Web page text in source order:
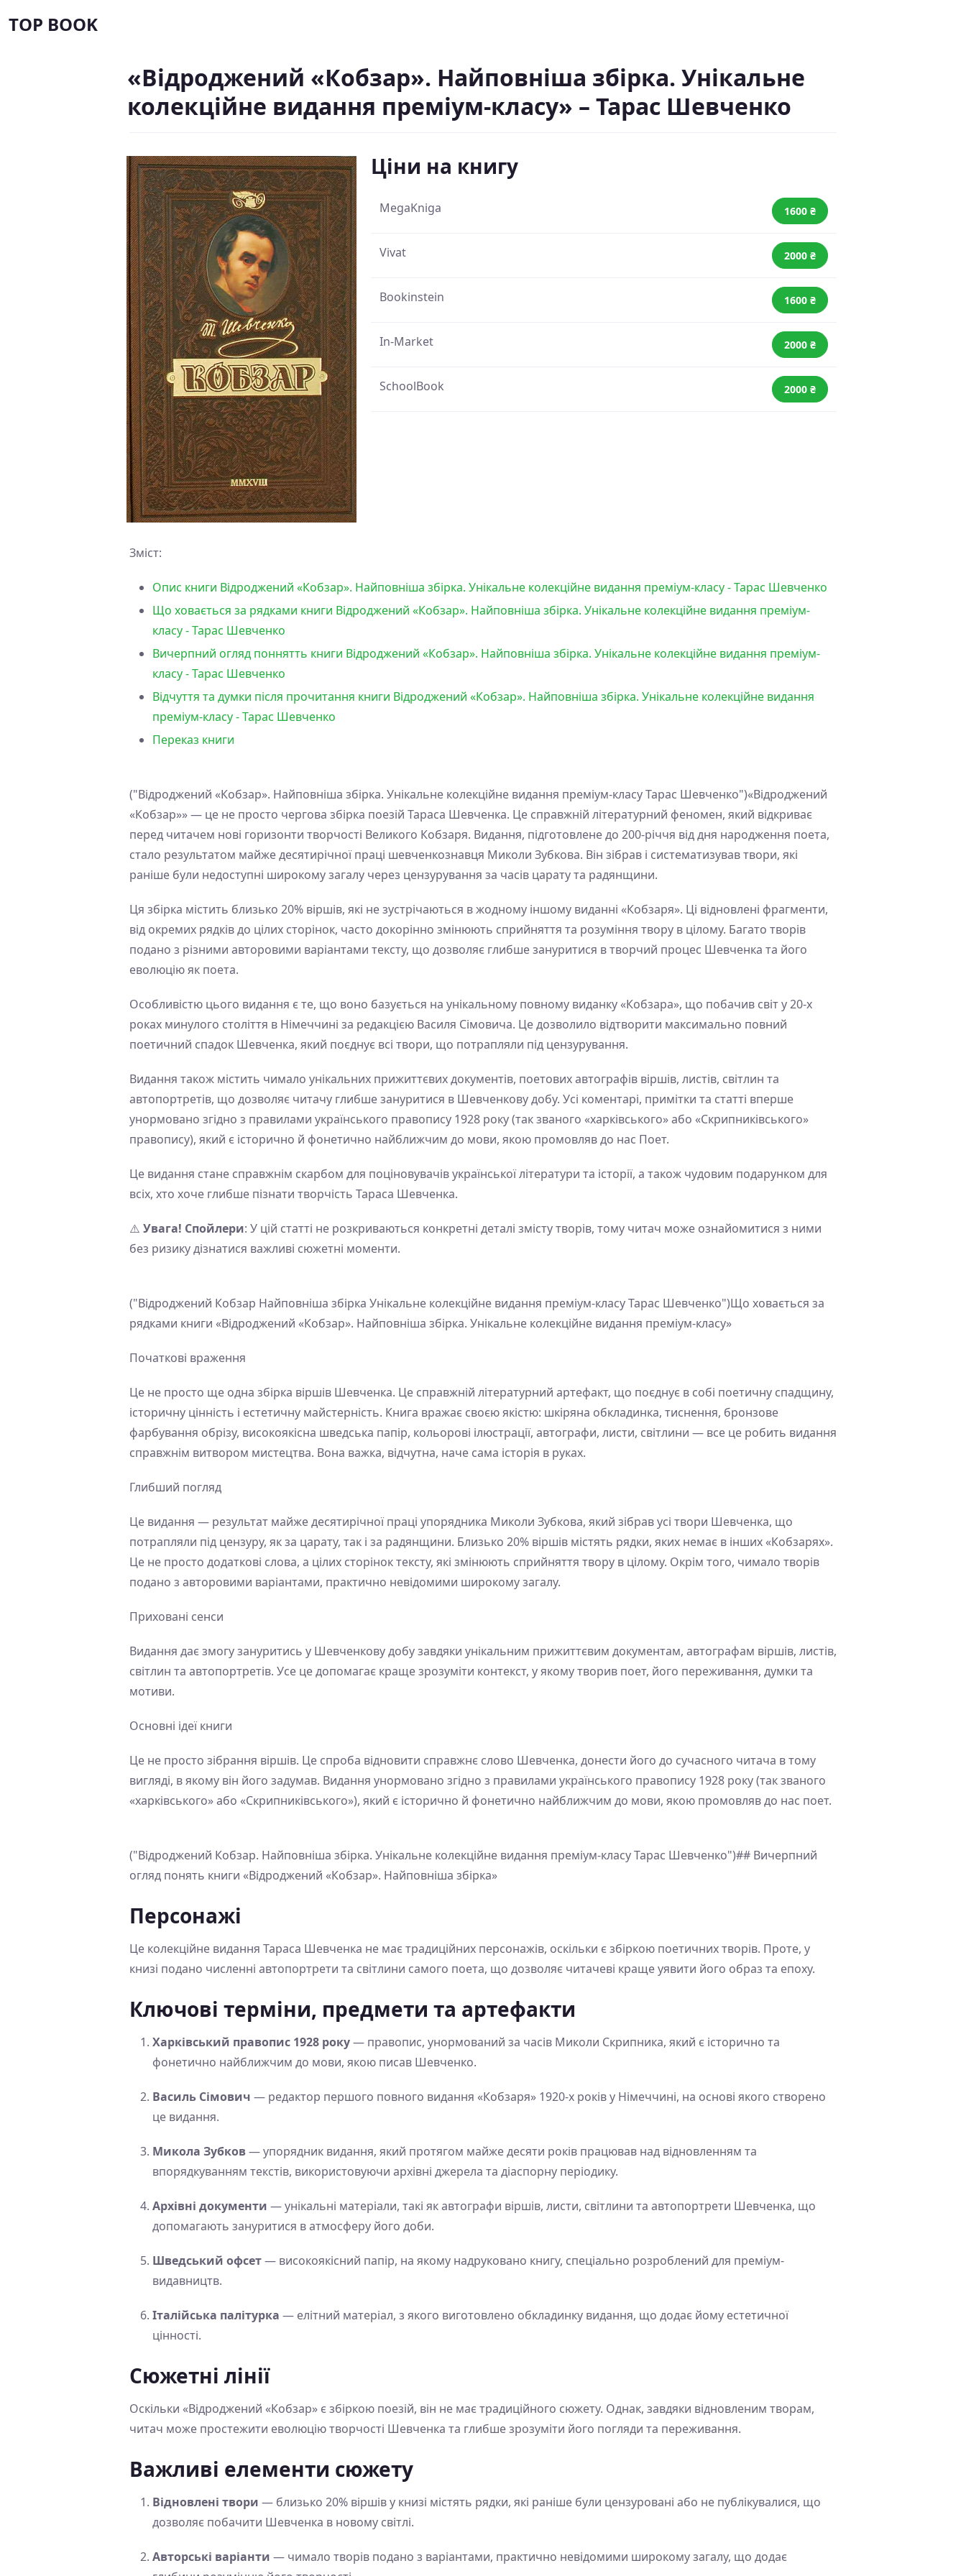
TOP BOOK
«Відроджений «Кобзар». Найповніша збірка. Унікальне
колекційне видання преміум-класу» – Тарас Шевченко
Ціни на книгу
MegaKniga 1600 ₴
Vivat 2000 ₴
Bookinstein 1600 ₴
In-Market 2000 ₴
SchoolBook 2000 ₴
Зміст:
Опис книги Відроджений «Кобзар». Найповніша збірка. Унікальне колекційне видання преміум-класу - Тарас Шевченко
Що ховається за рядками книги Відроджений «Кобзар». Найповніша збірка. Унікальне колекційне видання преміум-
класу - Тарас Шевченко
Вичерпний огляд поннятть книги Відроджений «Кобзар». Найповніша збірка. Унікальне колекційне видання преміум-
класу - Тарас Шевченко
Відчуття та думки після прочитання книги Відроджений «Кобзар». Найповніша збірка. Унікальне колекційне видання
преміум-класу - Тарас Шевченко
Переказ книги
("Відроджений «Кобзар». Найповніша збірка. Унікальне колекційне видання преміум-класу Тарас Шевченко")«Відроджений
«Кобзар»» — це не просто чергова збірка поезій Тараса Шевченка. Це справжній літературний феномен, який відкриває
перед читачем нові горизонти творчості Великого Кобзаря. Видання, підготовлене до 200-річчя від дня народження поета,
стало результатом майже десятирічної праці шевченкознавця Миколи Зубкова. Він зібрав і систематизував твори, які
раніше були недоступні широкому загалу через цензурування за часів царату та радянщини.
Ця збірка містить близько 20% віршів, які не зустрічаються в жодному іншому виданні «Кобзаря». Ці відновлені фрагменти,
від окремих рядків до цілих сторінок, часто докорінно змінюють сприйняття та розуміння твору в цілому. Багато творів
подано з різними авторовими варіантами тексту, що дозволяє глибше зануритися в творчий процес Шевченка та його
еволюцію як поета.
Особливістю цього видання є те, що воно базується на унікальному повному виданку «Кобзара», що побачив світ у 20-х
роках минулого століття в Німеччині за редакцією Василя Сімовича. Це дозволило відтворити максимально повний
поетичний спадок Шевченка, який поєднує всі твори, що потрапляли під цензурування.
Видання також містить чимало унікальних прижиттєвих документів, поетових автографів віршів, листів, світлин та
автопортретів, що дозволяє читачу глибше зануритися в Шевченкову добу. Усі коментарі, примітки та статті вперше
унормовано згідно з правилами українського правопису 1928 року (так званого «харківського» або «Скрипниківського»
правопису), який є історично й фонетично найближчим до мови, якою промовляв до нас Поет.
Це видання стане справжнім скарбом для поціновувачів української літератури та історії, а також чудовим подарунком для
всіх, хто хоче глибше пізнати творчість Тараса Шевченка.
⚠️ Увага! Спойлери: У цій статті не розкриваються конкретні деталі змісту творів, тому читач може ознайомитися з ними
без ризику дізнатися важливі сюжетні моменти.
("Відроджений Кобзар Найповніша збірка Унікальне колекційне видання преміум-класу Тарас Шевченко")Що ховається за
рядками книги «Відроджений «Кобзар». Найповніша збірка. Унікальне колекційне видання преміум-класу»
Початкові враження
Це не просто ще одна збірка віршів Шевченка. Це справжній літературний артефакт, що поєднує в собі поетичну спадщину,
історичну цінність і естетичну майстерність. Книга вражає своєю якістю: шкіряна обкладинка, тиснення, бронзове
фарбування обрізу, високоякісна шведська папір, кольорові ілюстрації, автографи, листи, світлини — все це робить видання
справжнім витвором мистецтва. Вона важка, відчутна, наче сама історія в руках.
Глибший погляд
Це видання — результат майже десятирічної праці упорядника Миколи Зубкова, який зібрав усі твори Шевченка, що
потрапляли під цензуру, як за царату, так і за радянщини. Близько 20% віршів містять рядки, яких немає в інших «Кобзарях».
Це не просто додаткові слова, а цілих сторінок тексту, які змінюють сприйняття твору в цілому. Окрім того, чимало творів
подано з авторовими варіантами, практично невідомими широкому загалу.
Приховані сенси
Видання дає змогу зануритись у Шевченкову добу завдяки унікальним прижиттєвим документам, автографам віршів, листів,
світлин та автопортретів. Усе це допомагає краще зрозуміти контекст, у якому творив поет, його переживання, думки та
мотиви.
Основні ідеї книги
Це не просто зібрання віршів. Це спроба відновити справжнє слово Шевченка, донести його до сучасного читача в тому
вигляді, в якому він його задумав. Видання унормовано згідно з правилами українського правопису 1928 року (так званого
«харківського» або «Скрипниківського»), який є історично й фонетично найближчим до мови, якою промовляв до нас поет.
("Відроджений Кобзар. Найповніша збірка. Унікальне колекційне видання преміум-класу Тарас Шевченко")## Вичерпний
огляд понять книги «Відроджений «Кобзар». Найповніша збірка»
Персонажі
Це колекційне видання Тараса Шевченка не має традиційних персонажів, оскільки є збіркою поетичних творів. Проте, у
книзі подано численні автопортрети та світлини самого поета, що дозволяє читачеві краще уявити його образ та епоху.
Ключові терміни, предмети та артефакти
Харківський правопис 1928 року— правопис, унормований за часів Миколи Скрипника, який є історично та
фонетично найближчим до мови, якою писав Шевченко.
Василь Сімович — редактор першого повного видання «Кобзаря» 1920-х років у Німеччині, на основі якого створено
це видання.
Микола Зубков— упорядник видання, який протягом майже десяти років працював над відновленням та
впорядкуванням текстів, використовуючи архівні джерела та діаспорну періодику.
Архівні документи — унікальні матеріали, такі як автографи віршів, листи, світлини та автопортрети Шевченка, що
допомагають зануритися в атмосферу його доби.
Шведський офсет— високоякісний папір, на якому надруковано книгу, спеціально розроблений для преміум-
видавництв.
Італійська палітурка — елітний матеріал, з якого виготовлено обкладинку видання, що додає йому естетичної
цінності.
Сюжетні лінії
Оскільки «Відроджений «Кобзар» є збіркою поезій, він не має традиційного сюжету. Однак, завдяки відновленим творам,
читач може простежити еволюцію творчості Шевченка та глибше зрозуміти його погляди та переживання.
Важливі елементи сюжету
Відновлені твори — близько 20% віршів у книзі містять рядки, які раніше були цензуровані або не публікувалися, що
дозволяє побачити Шевченка в новому світлі.
Авторські варіанти — чимало творів подано з варіантами, практично невідомими широкому загалу, що додає